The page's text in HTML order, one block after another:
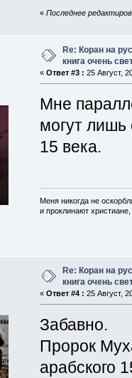
« Последнее
Re: Коран на
книга очень
« Ответ #3 : 25 Август,
Мне
могут лишь
15 века.
Меня никогда не
и проклинают
Re: Коран на
книга очень
« Ответ #4 : 25 Август,
Забавно.
Пророк
арабского